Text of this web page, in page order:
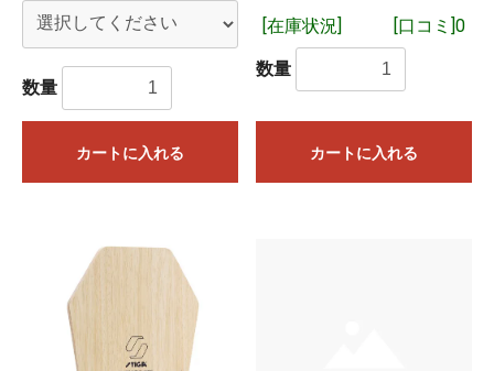
数量
カートに入れる
[在庫状況] [口コミ]0
数量
カートに入れる